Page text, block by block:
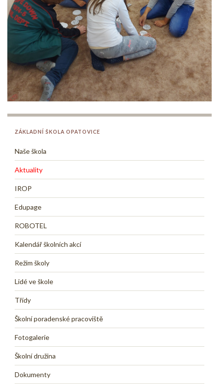
ZÁKLADNÍ ŠKOLA OPATOVICE
Naše škola
Aktuality
IROP
Edupage
ROBOTEL
Kalendář školních akcí
Režim školy
Lidé ve škole
Třídy
Školní poradenské pracoviště
Fotogalerie
Školní družina
Dokumenty